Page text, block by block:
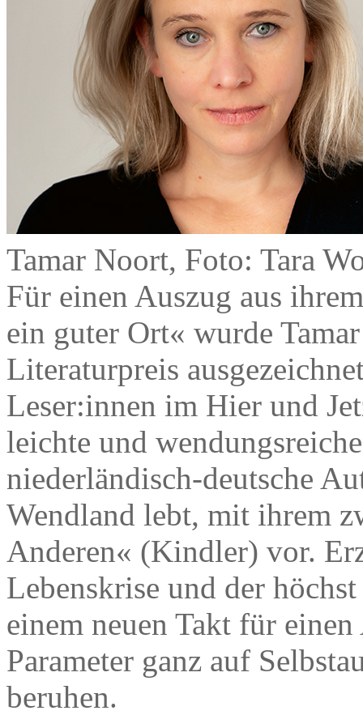
Tamar Noort, Foto: Tara
Für einen Auszug aus
ein guter Ort« wurde
Literaturpreis
Leser:innen im Hier und
leichte und
niederländisch-deutsche
Wendland lebt, mit ihrem
Anderen« (Kindler) vor.
Lebenskrise und der
einem neuen Takt für
Parameter ganz auf
beruhen.